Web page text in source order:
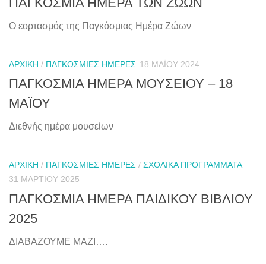
Ο εορτασμός της Παγκόσμιας Ημέρα Ζώων
ΑΡΧΙΚΉ / ΠΑΓΚΌΣΜΙΕΣ ΗΜΈΡΕΣ 18 ΜΑΪ́ΟΥ 2024
ΠΑΓΚΟΣΜΙΑ ΗΜΕΡΑ ΜΟΥΣΕΙΟΥ – 18
ΜΑΪΟΥ
Διεθνής ημέρα μουσείων
ΑΡΧΙΚΉ / ΠΑΓΚΌΣΜΙΕΣ ΗΜΈΡΕΣ / ΣΧΟΛΙΚΆ ΠΡΟΓΡΆΜΜΑΤΑ
31 ΜΑΡΤΊΟΥ 2025
ΠΑΓΚΟΣΜΙΑ ΗΜΕΡΑ ΠΑΙΔΙΚΟΥ ΒΙΒΛΙΟΥ
2025
ΔΙΑΒΑΖΟΥΜΕ ΜΑΖΙ….